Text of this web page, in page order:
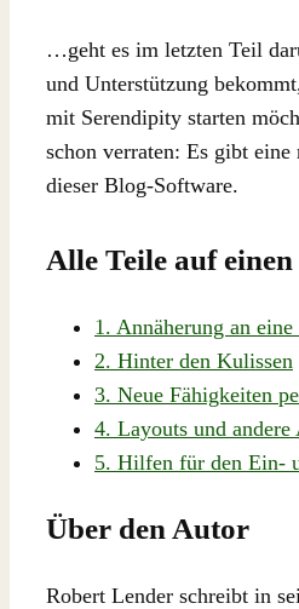
…geht es im letzten Teil
und Unterstützung
mit Serendipity starten
schon verraten: Es gibt
dieser Blog-Software.
Alle Teile auf
1. Annäherung an
2. Hinter den Kulissen
3. Neue Fähigkeiten
4. Layouts und andere
5. Hilfen für den Ein-
Über den Autor
Robert Lender schreibt in